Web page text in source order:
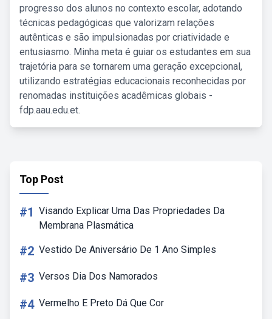
progresso dos alunos no contexto escolar, adotando
técnicas pedagógicas que valorizam relações
autênticas e são impulsionadas por criatividade e
entusiasmo. Minha meta é guiar os estudantes em sua
trajetória para se tornarem uma geração excepcional,
utilizando estratégias educacionais reconhecidas por
renomadas instituições acadêmicas globais -
fdp.aau.edu.et.
Top Post
#1 Visando Explicar Uma Das Propriedades Da
Membrana Plasmática
#2 Vestido De Aniversário De 1 Ano Simples
#3 Versos Dia Dos Namorados
#4 Vermelho E Preto Dá Que Cor